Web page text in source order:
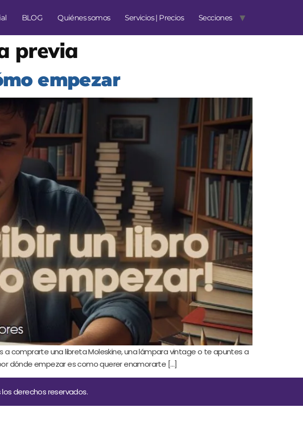
BLOG Quiénes somos Servicios | Precios Secciones
previa
empezar
comprarte una libreta Moleskine, una lámpara vintage o te apuntes a
dónde empezar es como querer enamorarte […]
derechos reservados.